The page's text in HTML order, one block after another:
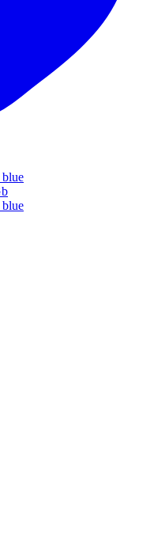
blue
blue